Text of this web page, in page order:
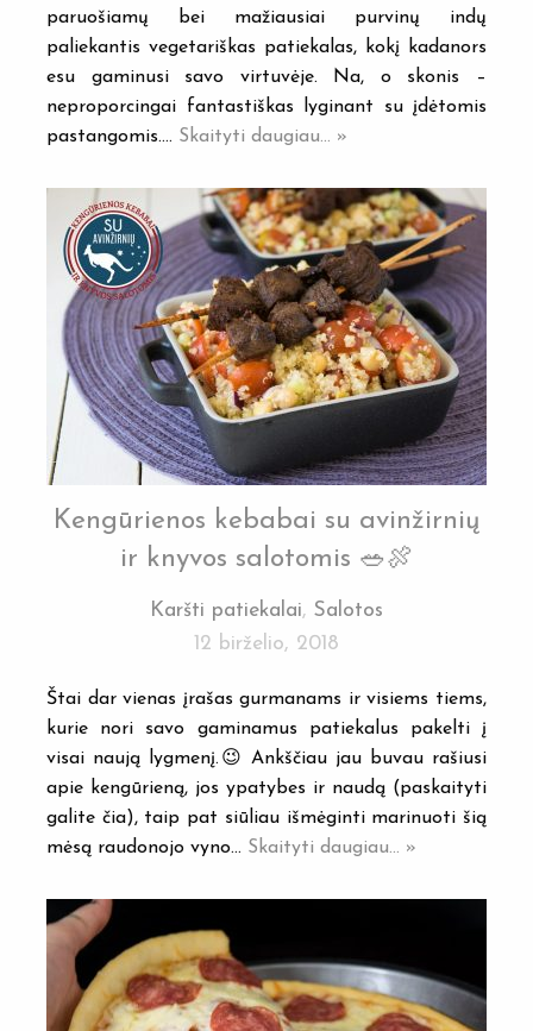
paruošiamų bei mažiausiai purvinų indų
paliekantis vegetariškas patiekalas, kokį kadanors
esu gaminusi savo virtuvėje. Na, o skonis –
neproporcingai fantastiškas lyginant su įdėtomis
pastangomis.… Skaityti daugiau... »
Kengūrienos kebabai su avinžirnių
ir knyvos salotomis 🥗🍖
Karšti patiekalai, Salotos
12 birželio, 2018
Štai dar vienas įrašas gurmanams ir visiems tiems,
kurie nori savo gaminamus patiekalus pakelti į
visai naują lygmenį.😉 Ankščiau jau buvau rašiusi
apie kengūrieną, jos ypatybes ir naudą (paskaityti
galite čia), taip pat siūliau išmėginti marinuoti šią
mėsą raudonojo vyno… Skaityti daugiau... »